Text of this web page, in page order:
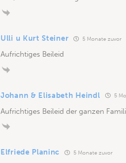
Ulli u Kurt Steiner 5 Monate zuvor
Aufrichtiges Beileid
Johann & Elisabeth Heindl 5
Aufrichtiges Beileid der ganzen
Elfriede Planinc 5 Monate zuvor